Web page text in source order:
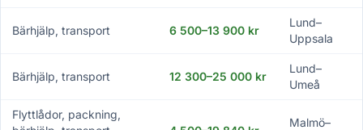
Bärhjälp, transport 6 500–13 900 kr
Lund–
Uppsala
Bärhjälp, transport 12 300–25 000 kr
Lund–
Umeå
Flyttlådor, packning,
Malmö–